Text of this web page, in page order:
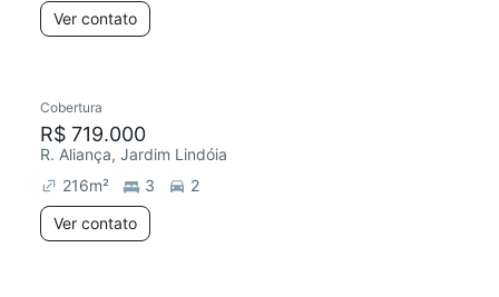
Ver contato
Cobertura
R$ 719.000
R. Aliança, Jardim Lindóia
216m² 3
2
Ver contato